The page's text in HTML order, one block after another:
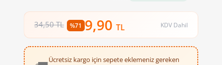
34,50 TL %71 9,90 TL KDV Dahil
Ücretsiz kargo için sepete eklemeniz gereken